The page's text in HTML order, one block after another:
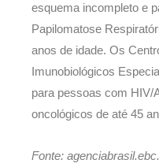
esquema incompleto e
Papilomatose
anos de idade. Os
Imunobiológicos
para pessoas com HIV/
oncológicos de até 45
Fonte: